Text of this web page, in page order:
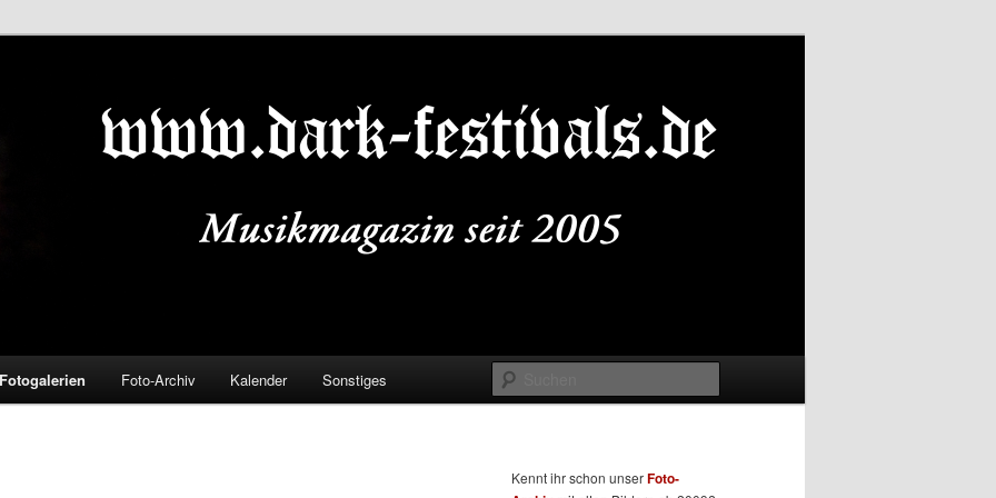
Fotogalerien Foto-Archiv Kalender Sonstiges
Kennt ihr schon unserFoto-